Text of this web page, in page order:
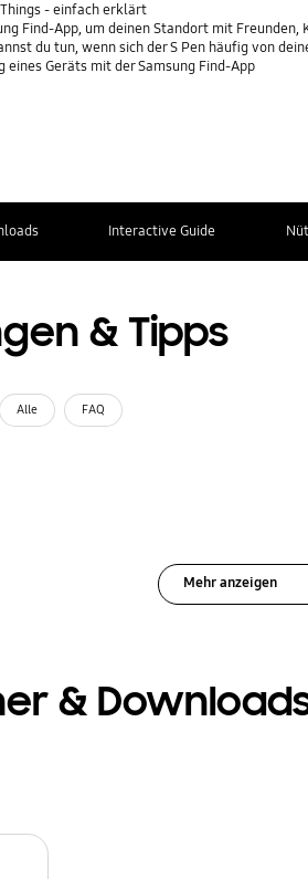
- einfach erklärt
Find-App, um deinen Standort mit Freunden,
du tun, wenn sich der S Pen häufig von
eines Geräts mit der Samsung Find-App
Interactive Guide
& Tipps
Alle FAQ
Mehr anzeigen
&